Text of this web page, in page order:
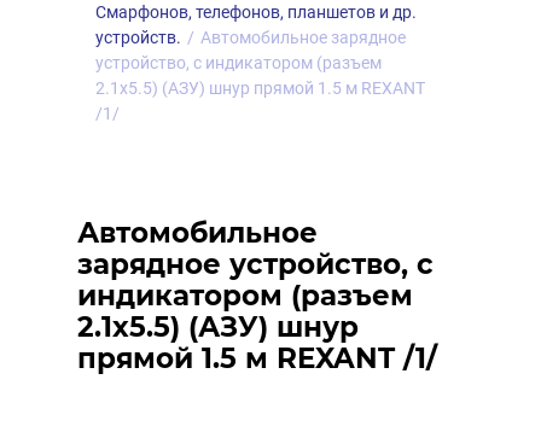
Смарфонов, телефонов, планшетов и др.
устройств. / Автомобильное зарядное
устройство, с индикатором (разъем
2.1х5.5) (АЗУ) шнур прямой 1.5 м REXANT
/1/
Автомобильное
зарядное устройство, с
индикатором (разъем
2.1х5.5) (АЗУ) шнур
прямой 1.5 м REXANT /1/